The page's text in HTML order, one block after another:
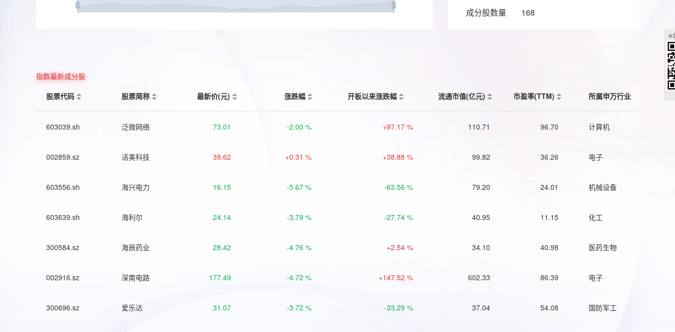
成分股数量
168
指数最新成分股
股票代码
股票简称 最新价(元) 涨跌幅 开板以来涨跌幅 流通市值(亿元) 市盈率(TTM) 所属申万行业
603039.sh 泛微网络 73.01 -2.00 % +97.17 % 110.71 96.70 计算机
002859.sz 洁美科技 38.62 +0.31 % +38.88 % 99.82 36.26 电子
603556.sh 海兴电力 16.15 -5.67 % -63.56 % 79.20 24.01 机械设备
603639.sh 海利尔 24.14 -3.79 % -27.74 % 40.95 11.15 化工
300584.sz 海辰药业 28.42 -4.76 % +2.54 % 34.10 40.98 医药生物
002916.sz 深南电路 177.49 -4.72 % +147.52 % 602.33 86.39 电子
300696.sz 爱乐达 31.07 -3.72 % -33.29 % 37.04 54.08 国防军工